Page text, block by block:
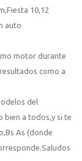
10,12
auto
motor durante
como a
del
bien a todos,y si te
As (donde